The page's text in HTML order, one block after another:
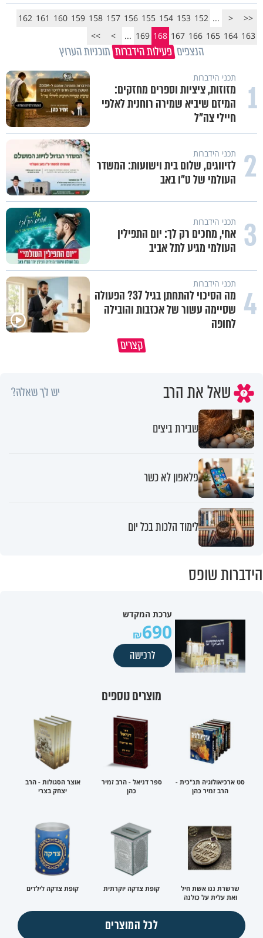
<<
<
...
152
153
154
155
156
157
158
159
160
161
162
163
164
165
166
167
168
169
...
>
>>
הנצפים פעילות הידברות תוכניות הערוץ
1 תכני הידברות
מזוזות, ציציות וספרים מחזקים:
המיזם שיביא שמירה רוחנית לאלפי
חיילי צה"ל
2 תכני הידברות
לזיווגים, שלום בית וישועות: המשדר
העולמי של ט"ו באב
3 תכני הידברות
אחי, מחכים רק לך: יום התפילין
העולמי מגיע לתל אביב
4 תכני הידברות
מה הסיכוי להתחתן בגיל 37? הפעולה
שסיימה עשור של אכזבות והובילה
לחופה
קצרים
שאל את הרב יש לך שאלה?
שבירת ביצים
פלאפון לא כשר
לימוד הלכות בכל יום
הידברות שופס
ערכת המקדש
690
לרכישה
מוצרים נוספים
סט ארכיאולוגיה תנ"כית -
הרב זמיר כהן
ספר דניאל - הרב זמיר
כהן
אוצר הסגולות - הרב
יצחק בצרי
שרשרת ננו אשת חיל
ואת עלית על כולנה
קופת צדקה יוקרתית קופת צדקה לילדים
לכל המוצרים